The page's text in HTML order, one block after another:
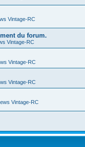
Vintage-RC
du forum.
Vintage-RC
Vintage-RC
Vintage-RC
Vintage-RC